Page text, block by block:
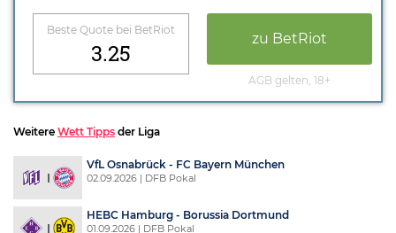
Beste Quote bei BetRiot
3.25
zu BetRiot
AGB gelten, 18+
Weitere Wett Tipps der Liga
VfL Osnabrück - FC Bayern München
02.09.2026 | DFB Pokal
HEBC Hamburg - Borussia Dortmund
01.09.2026 | DFB Pokal